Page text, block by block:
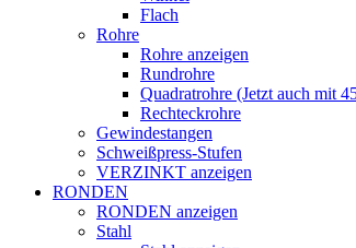
Flach
Rohre
Rohre anzeigen
Rundrohre
Quadratrohre (Jetzt auch mit
Rechteckrohre
Gewindestangen
Schweißpress-Stufen
VERZINKT anzeigen
RONDEN
RONDEN anzeigen
Stahl